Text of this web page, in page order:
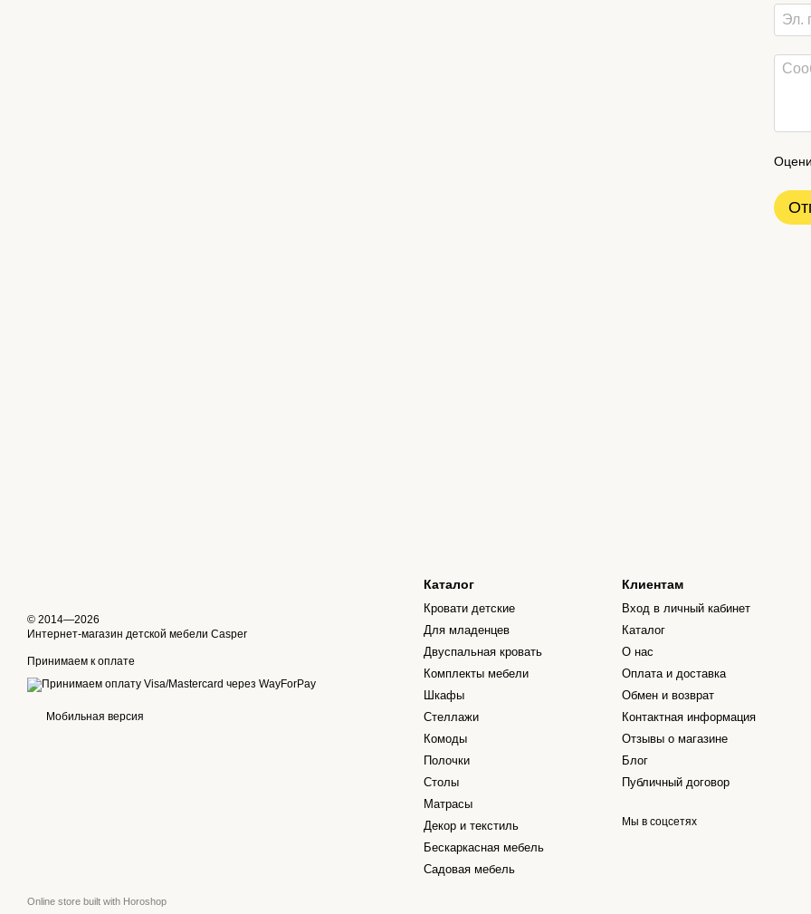
© 2014—2026
Интернет-магазин детской мебели Casper
Принимаем к оплате
Мобильная версия
Online store built with Horoshop
Каталог
Кровати детские
Для младенцев
Двуспальная кровать
Комплекты мебели
Шкафы
Стеллажи
Комоды
Полочки
Столы
Матрасы
Декор и текстиль
Бескаркасная мебель
Садовая мебель
Клиентам
Вход в личный кабинет
Каталог
О нас
Оплата и доставка
Обмен и возврат
Контактная информация
Отзывы о магазине
Блог
Публичный договор
Мы в соцсетях